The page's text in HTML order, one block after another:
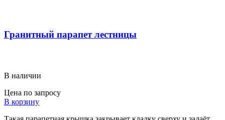
Гранитный парапет лестницы
В наличии
Цена по запросу
В корзину